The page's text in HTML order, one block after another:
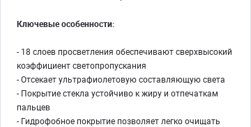
Ключевые особенности:
- 18 слоев просветления обеспечивают сверхвысокий
коэффициент светопропускания
- Отсекает ультрафиолетовую составляющую света
- Покрытие стекла устойчиво к жиру и отпечаткам
пальцев
- Гидрофобное покрытие позволяет легко очищать